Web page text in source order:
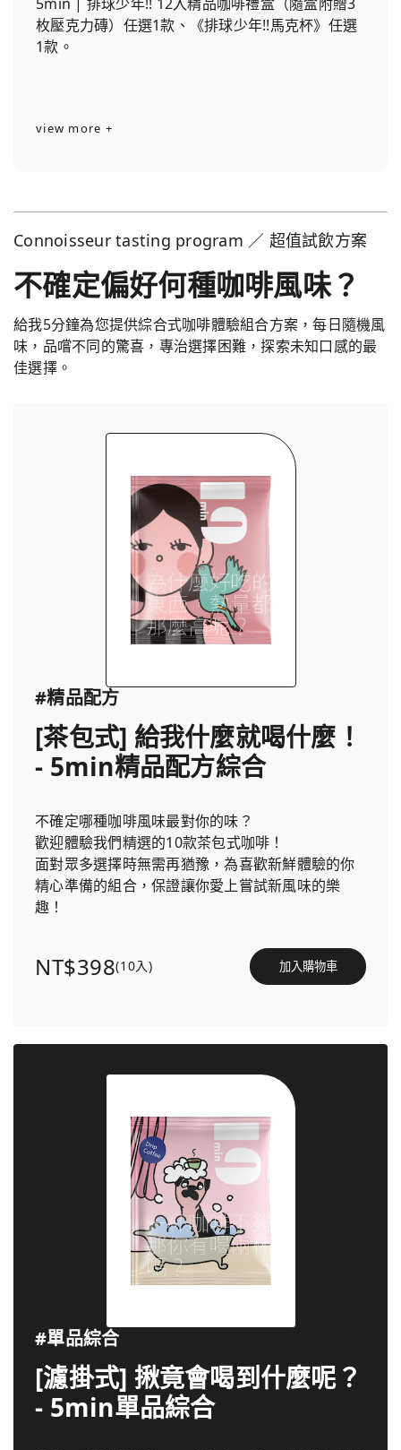
枚壓克力磚）任選1款、《排球少年!!馬克杯》任選
1款。
view more +
Connoisseur tasting program ／ 超值試飲方案
不確定偏好何種咖啡風味？
給我5分鐘為您提供綜合式咖啡體驗組合方案，每日隨機風
味，品嚐不同的驚喜，專治選擇困難，探索未知口感的最
佳選擇。
#精品配方
[茶包式] 給我什麼就喝什麼！
- 5min精品配方綜合
不確定哪種咖啡風味最對你的味？
歡迎體驗我們精選的10款茶包式咖啡！
面對眾多選擇時無需再猶豫，為喜歡新鮮體驗的你
精心準備的組合，保證讓你愛上嘗試新風味的樂
趣！
NT$398(10入) 加入購物車
#單品綜合
[濾掛式] 揪竟會喝到什麼呢？
- 5min單品綜合